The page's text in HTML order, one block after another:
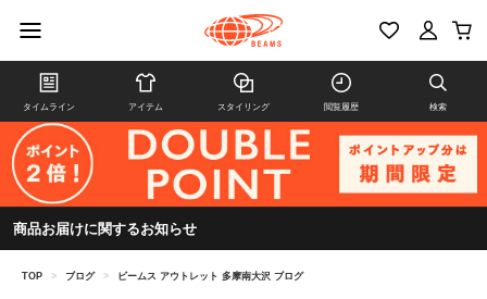
タイムライン アイテム スタイリング 閲覧履歴 検索
商品お届けに関するお知らせ
TOP > ブログ > ビームス アウトレット 多摩南大沢 ブログ